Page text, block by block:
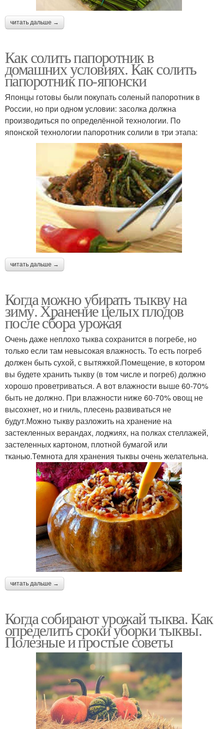
читать дальше →
Как солить папоротник в
домашних условиях. Как солить
папоротник по-японски
Японцы готовы были покупать соленый папоротник в
России, но при одном условии: засолка должна
производиться по определённой технологии. По
японской технологии папоротник солили в три этапа:
читать дальше →
Когда можно убирать тыкву на
зиму. Хранение целых плодов
после сбора урожая
Очень даже неплохо тыква сохранится в погребе, но
только если там невысокая влажность. То есть погреб
должен быть сухой, с вытяжкой.Помещение, в котором
вы будете хранить тыкву (в том числе и погреб) должно
хорошо проветриваться. А вот влажности выше 60-70%
быть не должно. При влажности ниже 60-70% овощ не
высохнет, но и гниль, плесень развиваться не
будут.Можно тыкву разложить на хранение на
застекленных верандах, лоджиях, на полках стеллажей,
застеленных картоном, плотной бумагой или
тканью.Темнота для хранения тыквы очень желательна.
читать дальше →
Когда собирают урожай тыква. Как
определить сроки уборки тыквы.
Полезные и простые советы